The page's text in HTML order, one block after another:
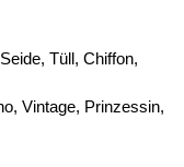
Tüll, Chiffon,
Vintage, Prinzessin,